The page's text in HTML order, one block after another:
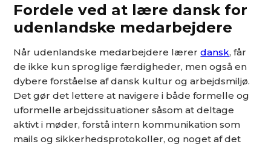
Fordele ved at lære dansk for
udenlandske medarbejdere
Når udenlandske medarbejdere lærerdansk, får
de ikke kun sproglige færdigheder, men også en
dybere forståelse af dansk kultur og arbejdsmiljø.
Det gør det lettere at navigere i både formelle og
uformelle arbejdssituationer såsom at deltage
aktivt i møder, forstå intern kommunikation som
mails og sikkerhedsprotokoller, og noget af det